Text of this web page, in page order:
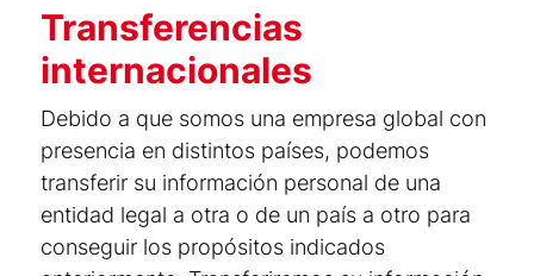
Transferencias
internacionales
Debido a que somos una empresa global con
presencia en distintos países, podemos
transferir su información personal de una
entidad legal a otra o de un país a otro para
conseguir los propósitos indicados